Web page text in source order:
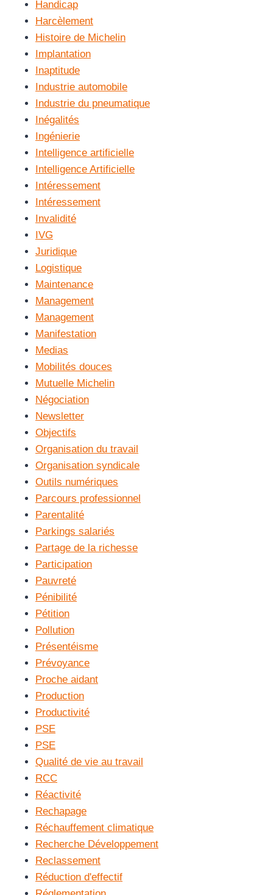
Handicap
Harcèlement
Histoire de Michelin
Implantation
Inaptitude
Industrie automobile
Industrie du pneumatique
Inégalités
Ingénierie
Intelligence artificielle
Intelligence Artificielle
Intéressement
Intéressement
Invalidité
IVG
Juridique
Logistique
Maintenance
Management
Management
Manifestation
Medias
Mobilités douces
Mutuelle Michelin
Négociation
Newsletter
Objectifs
Organisation du travail
Organisation syndicale
Outils numériques
Parcours professionnel
Parentalité
Parkings salariés
Partage de la richesse
Participation
Pauvreté
Pénibilité
Pétition
Pollution
Présentéisme
Prévoyance
Proche aidant
Production
Productivité
PSE
PSE
Qualité de vie au travail
RCC
Réactivité
Rechapage
Réchauffement climatique
Recherche Développement
Reclassement
Réduction d'effectif